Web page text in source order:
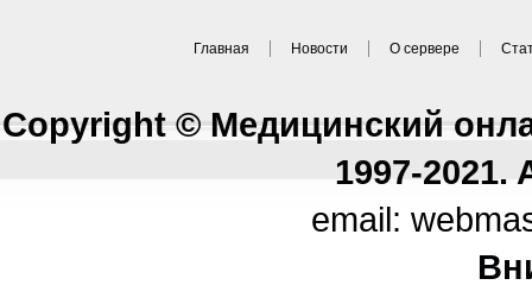
Главная Новости О сервере
Copyright © Медицинский
1997-2021.
email: